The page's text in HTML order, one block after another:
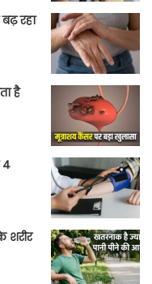
रहा
है
4
शरीर